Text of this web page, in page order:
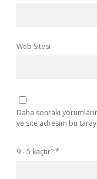
Web Sitesi
Daha sonraki
ve site adresim bu
9 - 5 kaçtır?*